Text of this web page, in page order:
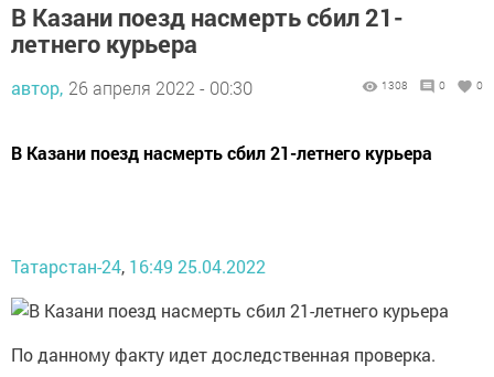
В Казани поезд насмерть сбил 21-
летнего курьера
автор, 26 апреля 2022 - 00:30 1308 0 0
В Казани поезд насмерть сбил 21-летнего курьера
Татарстан-24, 16:49 25.04.2022
По данному факту идет доследственная проверка.